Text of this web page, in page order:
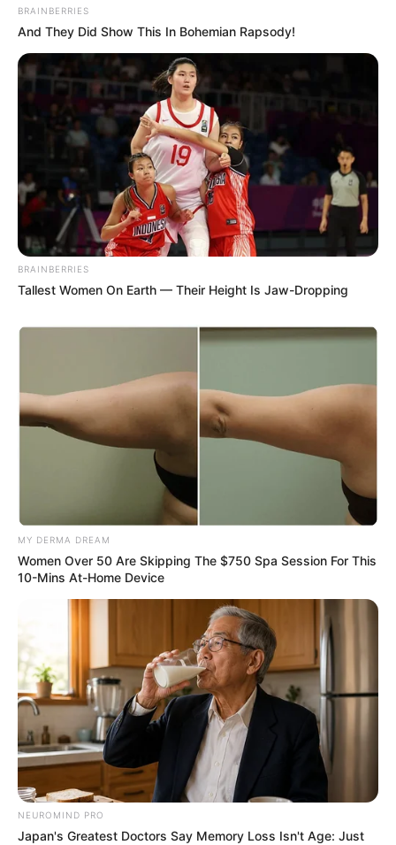
BRAINBERRIES
And They Did Show This In Bohemian Rapsody!
BRAINBERRIES
Tallest Women On Earth — Their Height Is Jaw-Dropping
MY DERMA DREAM
Women Over 50 Are Skipping The $750 Spa Session For This
10-Mins At-Home Device
NEUROMIND PRO
Japan's Greatest Doctors Say Memory Loss Isn't Age: Just